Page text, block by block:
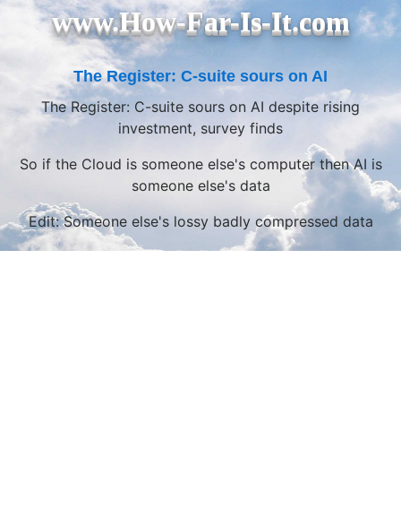
www.How-Far-Is-It.com
The Register: C-suite sours on AI
The Register: C-suite sours on AI despite rising
investment, survey finds
So if the Cloud is someone else's computer then AI is
someone else's data
Edit: Someone else's lossy badly compressed data